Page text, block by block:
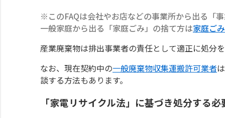
※このFAQは会社やお店などの事業所から出る「
一般家庭から出る「家庭ごみ」の捨て方は家庭ご
産業廃棄物は排出事業者の責任として適正に処分
なお、現在契約中の一般廃棄物収集運搬許可業者
談する方法もあります。
「家電リサイクル法」に基づき処分する